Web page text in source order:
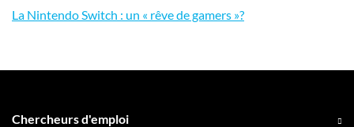
La Nintendo Switch : un « rêve de gamers »?
Chercheurs d'emploi